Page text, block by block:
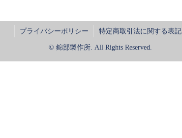
プライバシーポリシー 特定商取引法に関する表記
© 錦部製作所. All Rights Reserved.